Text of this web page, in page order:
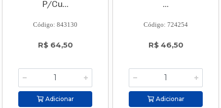
P/Cu...
Código: 843130
R$ 64,50
Adicionar
...
Código: 724254
R$ 46,50
Adicionar